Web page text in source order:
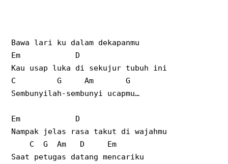
Bawa lari ku dalam dekapanmu
Em
D
Kau usap luka di sekujur tubuh ini
C
G Am
G
Sembunyilah-sembunyi ucapmu…
Em
D
Nampak jelas rasa takut di wajahmu
C
G Am D
Em
Saat petugas datang mencariku